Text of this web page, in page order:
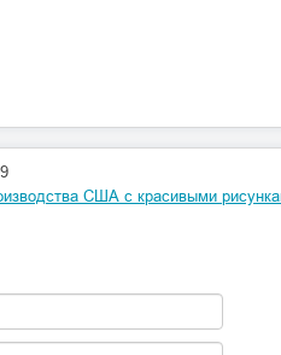
США с красивыми